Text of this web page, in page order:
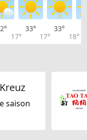
17°
33°
17°
33°
18°
saison